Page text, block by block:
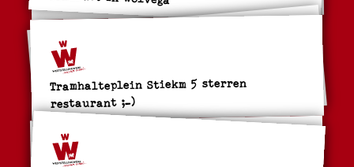
Tramhalteplein Stiekm 5 sterren
restaurant ;-)